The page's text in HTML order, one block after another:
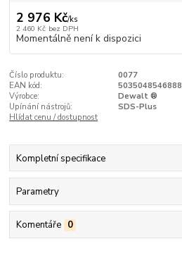
2 976 Kč/ks
2 460 Kč bez DPH
Momentálně není k dispozici
Číslo produktu:
0077
EAN kód:
5035048546888
Výrobce:
Dewalt ®
Upínání nástrojů:
SDS-Plus
Hlídat cenu / dostupnost
Kompletní specifikace
Parametry
Komentáře 0